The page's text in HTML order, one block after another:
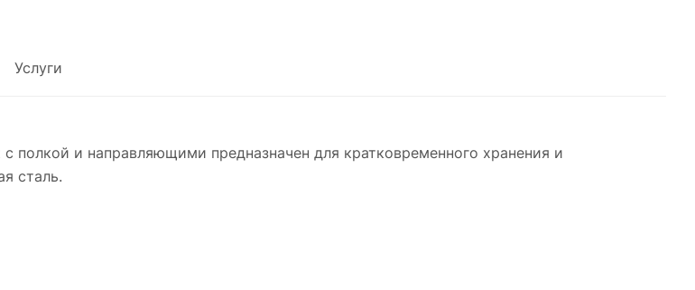
Услуги
с полкой и направляющими предназначен для кратковременного хранения и
сталь.